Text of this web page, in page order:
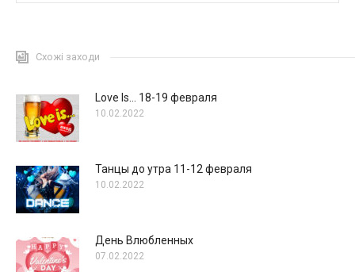
Схожі заходи
Love Is… 18-19 февраля
10.02.2022
Танцы до утра 11-12 февраля
10.02.2022
День Влюбленных
07.02.2022